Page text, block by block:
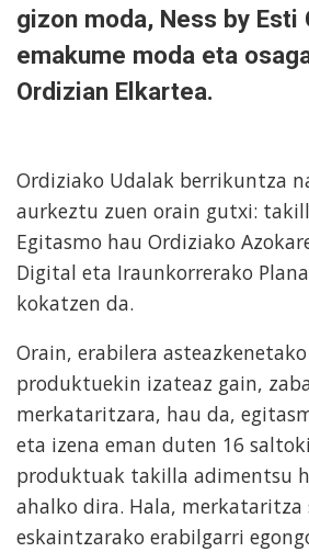
gizon moda, Ness by Esti
emakume moda eta
Ordizian Elkartea.
Ordiziako Udalak berrikuntza
aurkeztu zuen orain gutxi:
Egitasmo hau Ordiziako
Digital eta Iraunkorrerako
kokatzen da.
Orain, erabilera
produktuekin izateaz gain,
merkataritzara, hau da,
eta izena eman duten 16
produktuak takilla adimentsu
ahalko dira. Hala, merkataritza
eskaintzarako erabilgarri